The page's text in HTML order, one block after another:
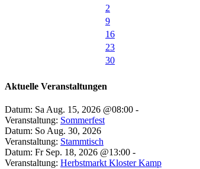
2
9
16
23
30
Aktuelle Veranstaltungen
Datum: Sa Aug. 15, 2026 @08:00 -
Veranstaltung: Sommerfest
Datum: So Aug. 30, 2026
Veranstaltung: Stammtisch
Datum: Fr Sep. 18, 2026 @13:00 -
Veranstaltung: Herbstmarkt Kloster Kamp